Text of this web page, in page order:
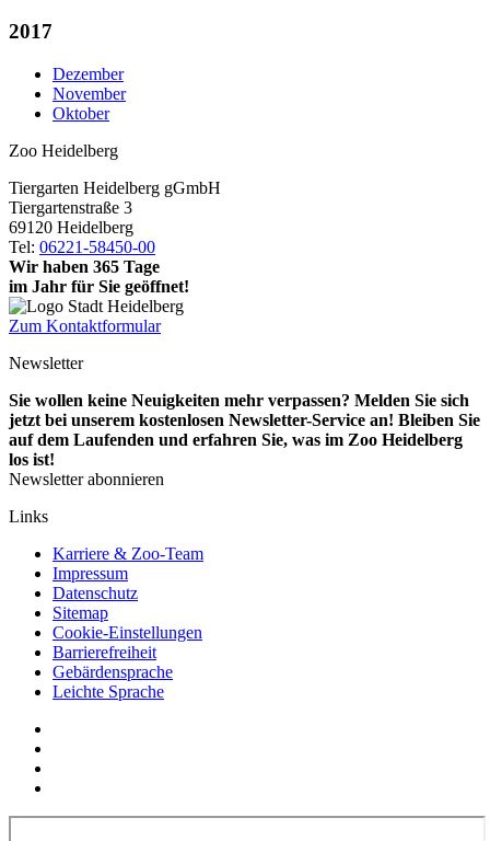
2017
Dezember
November
Oktober
Zoo Heidelberg
Tiergarten Heidelberg gGmbH
Tiergartenstraße 3
69120 Heidelberg
Tel: 06221-58450-00
Wir haben 365 Tage
im Jahr für Sie geöffnet!
Zum Kontaktformular
Newsletter
Sie wollen keine Neuigkeiten mehr verpassen? Melden Sie sich
jetzt bei unserem kostenlosen Newsletter-Service an! Bleiben Sie
auf dem Laufenden und erfahren Sie, was im Zoo Heidelberg
los ist!
Newsletter abonnieren
Links
Karriere & Zoo-Team
Impressum
Datenschutz
Sitemap
Cookie-Einstellungen
Barrierefreiheit
Gebärdensprache
Leichte Sprache
Social
Media